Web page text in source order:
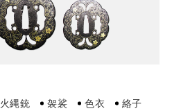
火縄銃 袈裟 色衣
絡子